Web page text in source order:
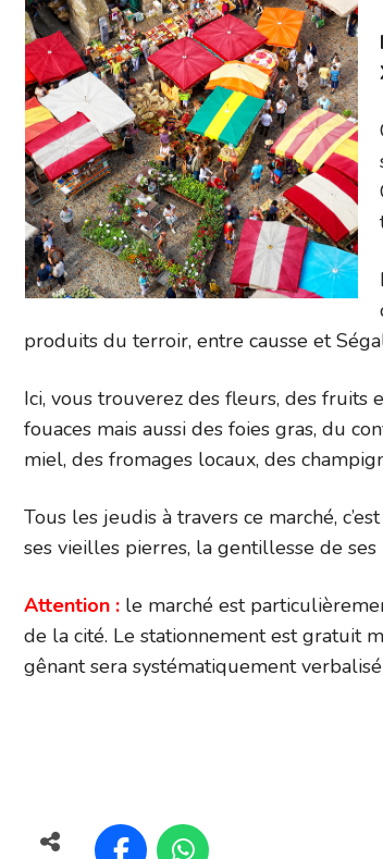
produits du terroir, entre causse et
Ici, vous trouverez des fleurs, des fruits
fouaces mais aussi des foies gras, du
miel, des fromages locaux, des
Tous les jeudis à travers ce marché, c’est
ses vieilles pierres, la gentillesse de
Attention : le marché est
de la cité. Le stationnement est gratuit
gênant sera systématiquement